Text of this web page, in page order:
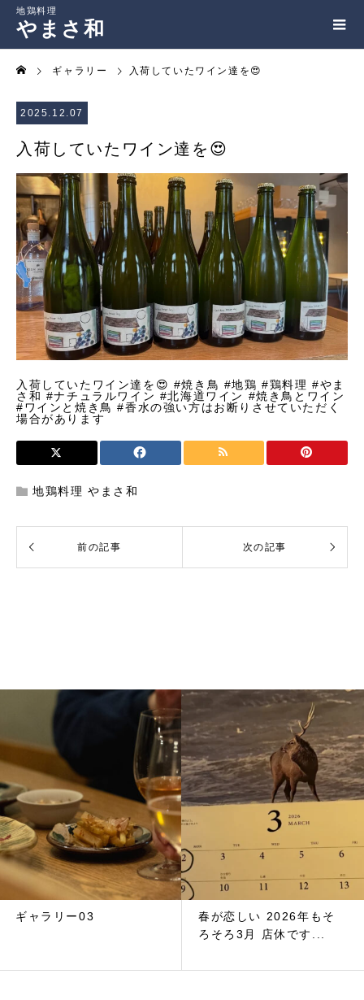
やまさ和
ギャラリー 入荷していたワイン達を😍
2025.12.07
入荷していたワイン達を😍
入荷していたワイン達を😍 #焼き鳥 #地鶏 #鶏料理 #やま
さ和 #ナチュラルワイン #北海道ワイン #焼き鳥とワイン
#ワインと焼き鳥 #香水の強い方はお断りさせていただく
場合があります
地鶏料理 やまさ和
ギャラリー03
春が恋しい 2026年もそ
ろそろ3月 店休です...